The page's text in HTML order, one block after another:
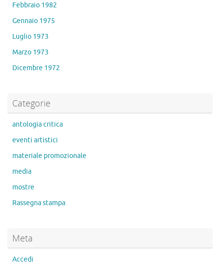
Febbraio 1982
Gennaio 1975
Luglio 1973
Marzo 1973
Dicembre 1972
Categorie
antologia critica
eventi artistici
materiale promozionale
media
mostre
Rassegna stampa
Meta
Accedi